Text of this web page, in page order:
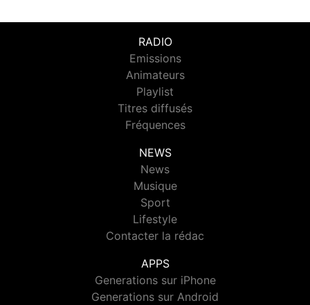
RADIO
Emissions
Animateurs
Playlist
Titres diffusés
Fréquences
NEWS
News
Musique
Sport
Lifestyle
Contacter la rédac
APPS
Generations sur iPhone
Generations sur Android